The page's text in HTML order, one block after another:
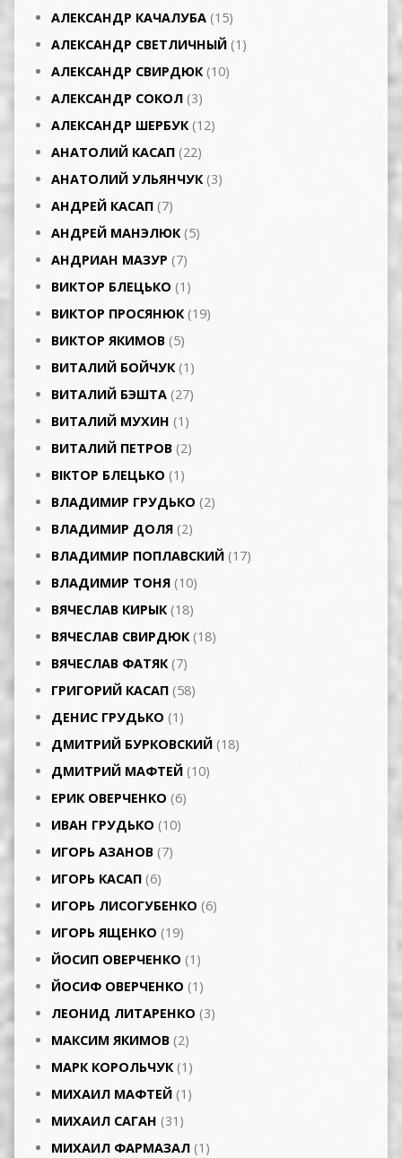
АЛЕКСАНДР КАЧАЛУБА (15)
АЛЕКСАНДР СВЕТЛИЧНЫЙ (1)
АЛЕКСАНДР СВИРДЮК (10)
АЛЕКСАНДР СОКОЛ (3)
АЛЕКСАНДР ШЕРБУК(12)
АНАТОЛИЙ КАСАП (22)
АНАТОЛИЙ УЛЬЯНЧУК(3)
АНДРЕЙ КАСАП (7)
АНДРЕЙ МАНЭЛЮК(5)
АНДРИАН МАЗУР (7)
ВИКТОР БЛЕЦЬКО (1)
ВИКТОР ПРОСЯНЮК(19)
ВИКТОР ЯКИМОВ (5)
ВИТАЛИЙ БОЙЧУК(1)
ВИТАЛИЙ БЭШТА (27)
ВИТАЛИЙ МУХИН (1)
ВИТАЛИЙ ПЕТРОВ (2)
ВІКТОР БЛЕЦЬКО (1)
ВЛАДИМИР ГРУДЬКО (2)
ВЛАДИМИР ДОЛЯ (2)
ВЛАДИМИР ПОПЛАВСКИЙ (17)
ВЛАДИМИР ТОНЯ (10)
ВЯЧЕСЛАВ КИРЫК(18)
ВЯЧЕСЛАВ СВИРДЮК(18)
ВЯЧЕСЛАВ ФАТЯК(7)
ГРИГОРИЙ КАСАП (58)
ДЕНИС ГРУДЬКО (1)
ДМИТРИЙ БУРКОВСКИЙ (18)
ДМИТРИЙ МАФТЕЙ (10)
ЕРИК ОВЕРЧЕНКО (6)
ИВАН ГРУДЬКО (10)
ИГОРЬ АЗАНОВ (7)
ИГОРЬ КАСАП (6)
ИГОРЬ ЛИСОГУБЕНКО (6)
ИГОРЬ ЯЩЕНКО (19)
ЙОСИП ОВЕРЧЕНКО (1)
ЙОСИФ ОВЕРЧЕНКО (1)
ЛЕОНИД ЛИТАРЕНКО (3)
МАКСИМ ЯКИМОВ (2)
МАРК КОРОЛЬЧУК(1)
МИХАИЛ МАФТЕЙ (1)
МИХАИЛ САГАН (31)
МИХАИЛ ФАРМАЗАЛ (1)